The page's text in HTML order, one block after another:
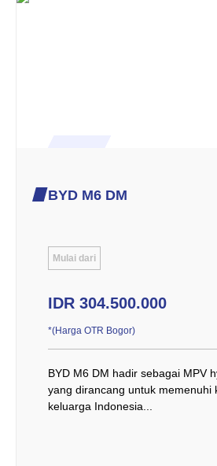
BYD M6 DM
Mulai dari
IDR 304.500.000
*(Harga OTR Bogor)
BYD M6 DM hadir sebagai MPV
yang dirancang untuk memenuhi
keluarga Indonesia...